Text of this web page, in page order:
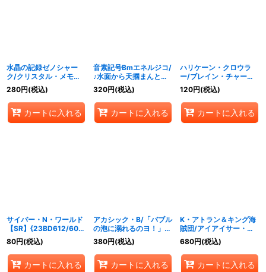
水晶の記録ゼノシャー
ク/クリスタル・メモリ
ー【VR】{23EX2超10/
超38}《水》
280円(税込)
カートに入れる
音素記号Bmエネルジコ/
♪水面から天掴まんとす
るチャージャー【U】
{23BD750/60}《水》
320円(税込)
カートに入れる
ハリケーン・クロウラ
ー/ブレイン・チャージ
ャー【SR】
{23BD611/60}《水》
120円(税込)
カートに入れる
サイバー・N・ワールド
【SR】{23BD612/60}
《水》
80円(税込)
カートに入れる
アカシック・B/「バブル
の泡に溺れるのヨ！」
【R】{23BD63/60}
《水》
380円(税込)
カートに入れる
K・アトラン＆キング海
賊団/アイアイサー・チ
ャージャー【U】
{23BD67/60}《水》
680円(税込)
カートに入れる